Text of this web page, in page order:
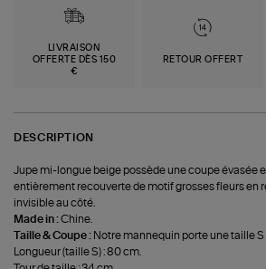
LIVRAISON
OFFERTE DÈS 150
€
RETOUR OFFERT
DESCRIPTION
Jupe mi-longue beige possède une coupe évasée
entièrement recouverte de motif grosses fleurs en
invisible au côté.
Made in :Chine.
Taille & Coupe : Notre mannequin porte une taille S
Longueur (taille S) : 80 cm.